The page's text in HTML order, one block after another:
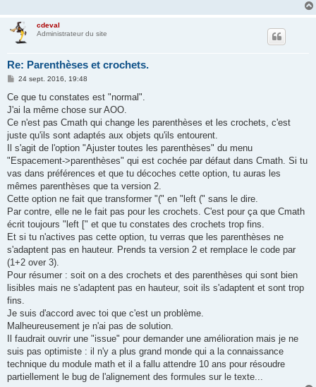
cdeval
Administrateur du site
Re: Parenthèses et crochets.
M
s
a
g
24 sept. 2016, 19:48
Ce que tu constates est "normal".
J'ai la même chose sur AOO.
Ce n'est pas Cmath qui change les parenthèses et les crochets, c'est
juste qu'ils sont adaptés aux objets qu'ils entourent.
Il s'agit de l'option "Ajuster toutes les parenthèses" du menu
"Espacement->parenthèses" qui est cochée par défaut dans Cmath. Si tu
vas dans préférences et que tu décoches cette option, tu auras les
mêmes parenthèses que ta version 2.
Cette option ne fait que transformer "(" en "left (" sans le dire.
Par contre, elle ne le fait pas pour les crochets. C'est pour ça que Cmath
écrit toujours "left [" et que tu constates des crochets trop fins.
Et si tu n'actives pas cette option, tu verras que les parenthèses ne
s'adaptent pas en hauteur. Prends ta version 2 et remplace le code par
(1+2 over 3).
Pour résumer : soit on a des crochets et des parenthèses qui sont bien
lisibles mais ne s'adaptent pas en hauteur, soit ils s'adaptent et sont trop
fins.
Je suis d'accord avec toi que c'est un problème.
Malheureusement je n'ai pas de solution.
Il faudrait ouvrir une "issue" pour demander une amélioration mais je ne
suis pas optimiste : il n'y a plus grand monde qui a la connaissance
technique du module math et il a fallu attendre 10 ans pour résoudre
partiellement le bug de l'alignement des formules sur le texte...